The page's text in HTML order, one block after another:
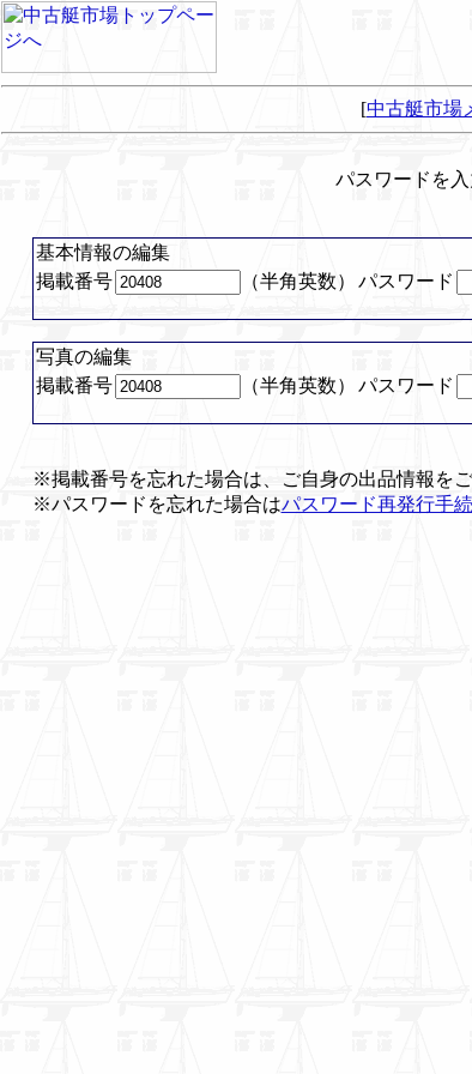
[中古艇市場
パスワードを入
基本情報の編集
掲載番号
（半角英数） パスワード
写真の編集
掲載番号
（半角英数） パスワード
※掲載番号を忘れた場合は、ご自身の出品情報をご
※パスワードを忘れた場合はパスワード再発行手